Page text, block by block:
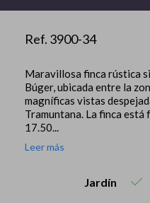
Ref. 3900-34
Maravillosa finca rústica
Búger, ubicada entre la
magníficas vistas
Tramuntana. La finca
17.50...
Leer más
Jardín